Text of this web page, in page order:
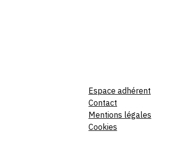
Espace adhérent
Contact
Mentions légales
Cookies